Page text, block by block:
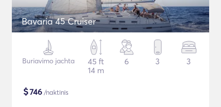
Bavaria 45 Cruiser
Buriavimo jachta
45 ft
14 m
6 3 3
$746 /naktinis